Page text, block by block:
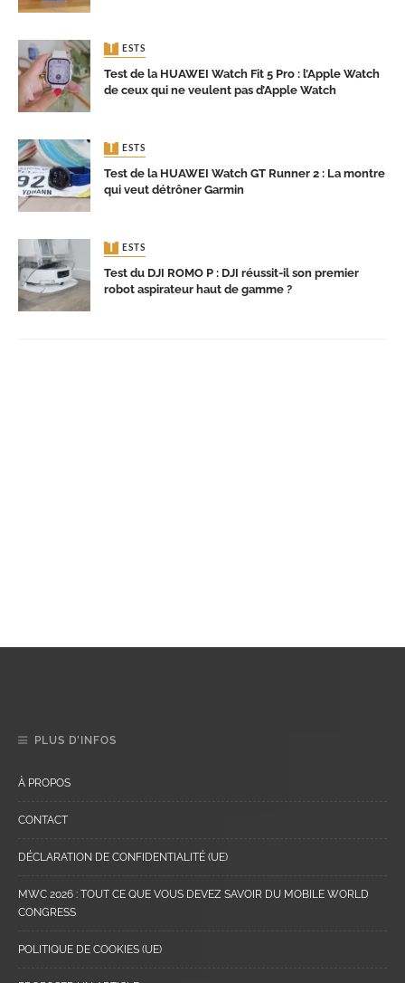
TESTS
Test de la HUAWEI Watch Fit 5 Pro : l’Apple Watch
de ceux qui ne veulent pas d’Apple Watch
TESTS
Test de la HUAWEI Watch GT Runner 2 : La montre
qui veut détrôner Garmin
TESTS
Test du DJI ROMO P : DJI réussit-il son premier
robot aspirateur haut de gamme ?
PLUS D’INFOS
À PROPOS
CONTACT
DÉCLARATION DE CONFIDENTIALITÉ (UE)
MWC 2026 : TOUT CE QUE VOUS DEVEZ SAVOIR DU MOBILE WORLD
CONGRESS
POLITIQUE DE COOKIES (UE)